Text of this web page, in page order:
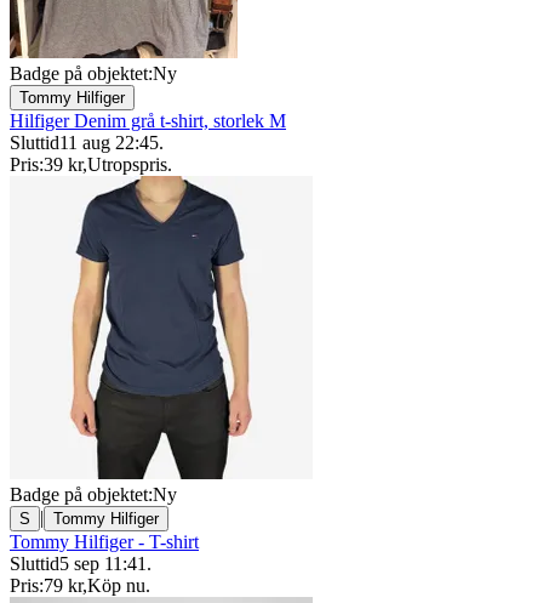
Badge på objektet:Ny
Tommy Hilfiger
Hilfiger Denim grå t-shirt, storlek M
Sluttid11 aug 22:45.
Pris:39 kr,Utropspris.
Badge på objektet:Ny
S | Tommy Hilfiger
Tommy Hilfiger - T-shirt
Sluttid5 sep 11:41 .
Pris:79 kr,Köp nu.